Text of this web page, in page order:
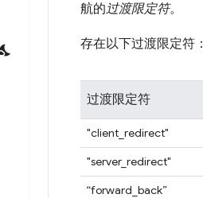
航的过渡限定符。
存在以下过渡限定符：
过渡限定符
"client_redirect"
"server_redirect"
“forward_back”